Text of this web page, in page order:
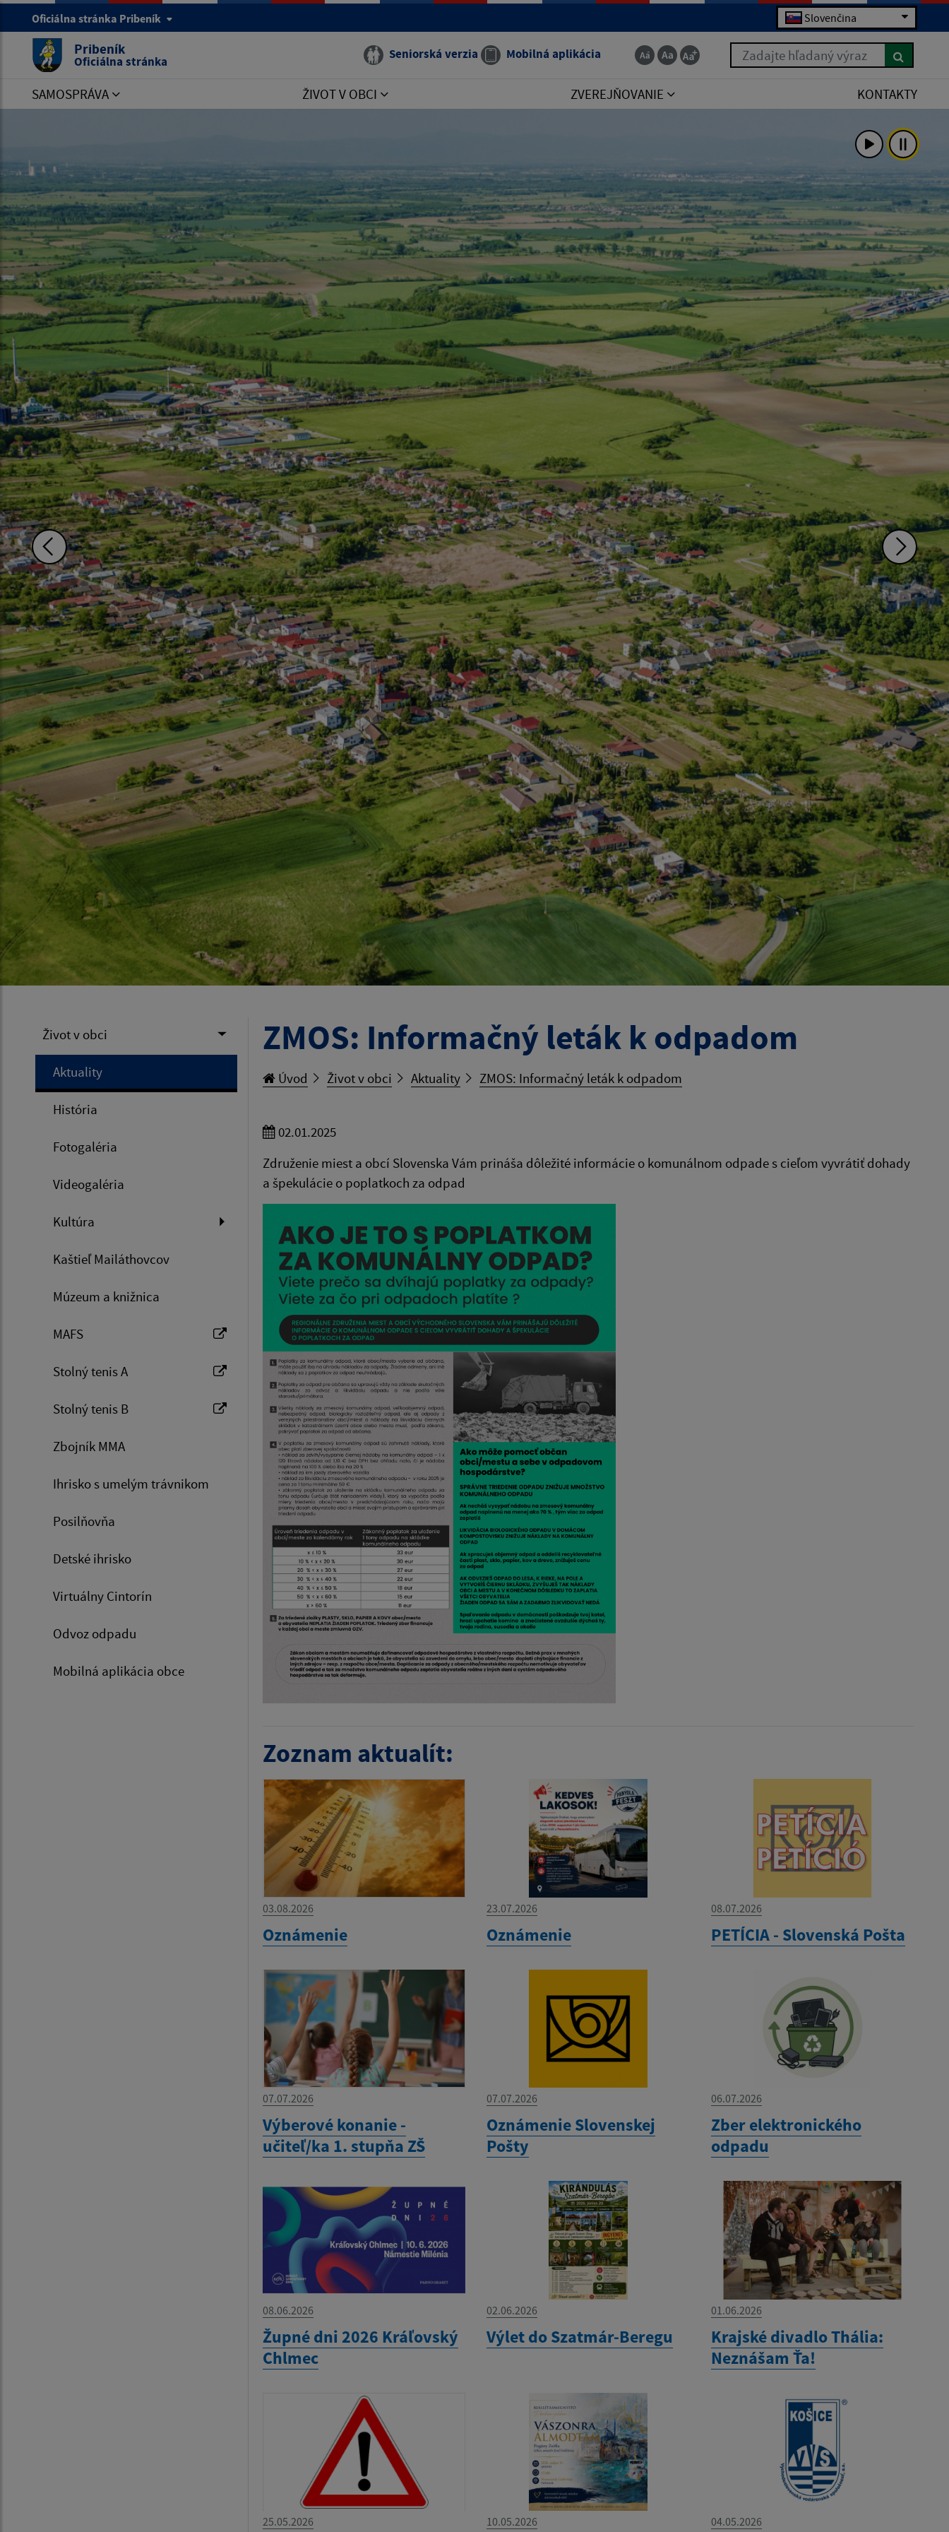
Oficiálna stránka Pribeník Slovenčina
Pribeník
Oficiálna stránka Seniorská verzia Mobilná aplikácia Zadajte hľadaný výraz
SAMOSPRÁVA ŽIVOT V OBCI ZVEREJŇOVANIE KONTAKTY
Život v obci
Aktuality
História
Fotogaléria
Videogaléria
Kultúra
Kaštieľ Mailáthovcov
Múzeum a knižnica
MAFS
Stolný tenis A
Stolný tenis B
Zbojník MMA
Ihrisko s umelým trávnikom
Posilňovňa
Detské ihrisko
Virtuálny Cintorín
Odvoz odpadu
Mobilná aplikácia obce
ZMOS: Informačný leták k odpadom
Úvod Život v obci Aktuality ZMOS: Informačný leták k odpadom
02.01.2025
Združenie miest a obcí Slovenska Vám prináša dôležité informácie o komunálnom odpade s cieľom vyvrátiť dohady
a špekulácie o poplatkoch za odpad
Zoznam aktualít:
03.08.2026
Oznámenie
23.07.2026
Oznámenie
08.07.2026
PETÍCIA - Slovenská Pošta
07.07.2026
Výberové konanie -
učiteľ/ka 1. stupňa ZŠ
07.07.2026
Oznámenie Slovenskej
Pošty
06.07.2026
Zber elektronického
odpadu
08.06.2026
Župné dni 2026 Kráľovský
Chlmec
02.06.2026
Výlet do Szatmár-Beregu
01.06.2026
Krajské divadlo Thália:
Neznášam Ťa!
25.05.2026 10.05.2026 04.05.2026